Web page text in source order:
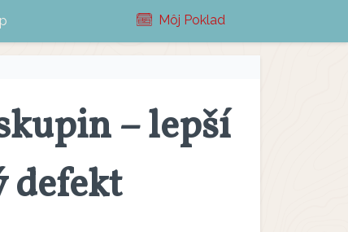
Môj Poklad
– lepší
defekt